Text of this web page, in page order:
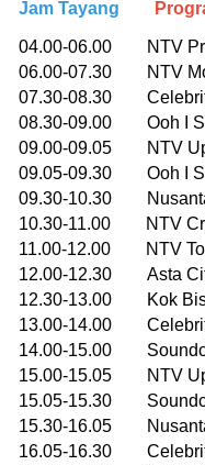
Jam Tayang
04.00-06.00 NTV
06.00-07.30 NTV
07.30-08.30
08.30-09.00 Ooh I
09.00-09.05 NTV
09.05-09.30 Ooh I
09.30-10.30
10.30-11.00 NTV
11.00-12.00 NTV
12.00-12.30 Asta
12.30-13.00 Kok
13.00-14.00
14.00-15.00
15.00-15.05 NTV
15.05-15.30
15.30-16.05
16.05-16.30